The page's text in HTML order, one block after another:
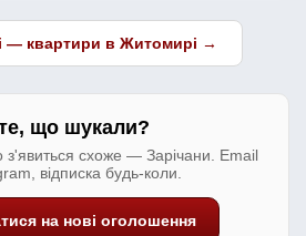
— квартири в Житомирі →
що шукали?
схоже — Зарічани. Email
відписка будь-коли.
на нові оголошення